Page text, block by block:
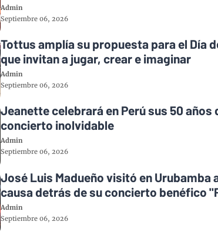
Admin
Septiembre 06, 2026
Tottus amplía su propuesta para el Día
que invitan a jugar, crear e imaginar
Admin
Septiembre 06, 2026
Jeanette celebrará en Perú sus 50 años
concierto inolvidable
Admin
Septiembre 06, 2026
José Luis Madueño visitó en Urubamba
causa detrás de su concierto benéfico
Admin
Septiembre 06, 2026